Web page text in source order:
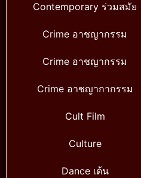
Contemporary ร่วมสมัย
Crime อาชญากรรม
Crime อาชญากรรม
Crime อาชญากากรรม
Cult Film
Culture
Dance เต้น